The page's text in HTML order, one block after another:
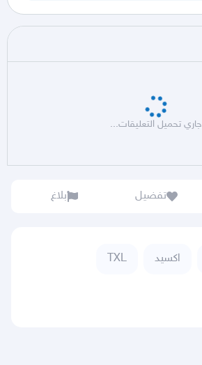
جاري تحميل التعليقات...
تفضيل بلاغ
اكسيد TXL